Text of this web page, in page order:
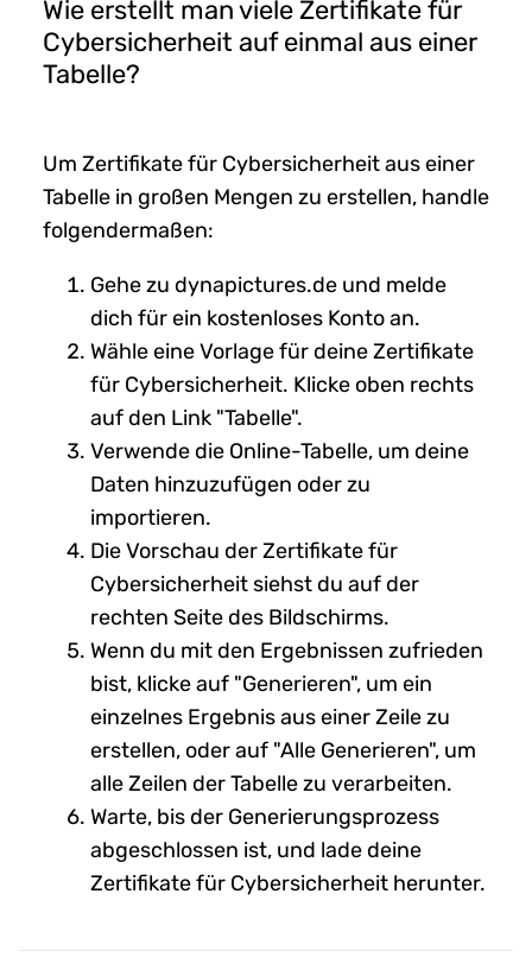
Wie erstellt man viele Zertifikate für
Cybersicherheit auf einmal aus einer
Tabelle?
Um Zertifikate für Cybersicherheit aus einer
Tabelle in großen Mengen zu erstellen, handle
folgendermaßen:
Gehe zu dynapictures.de und melde
dich für ein kostenloses Konto an.
Wähle eine Vorlage für deine Zertifikate
für Cybersicherheit. Klicke oben rechts
auf den Link "Tabelle".
Verwende die Online-Tabelle, um deine
Daten hinzuzufügen oder zu
importieren.
Die Vorschau der Zertifikate für
Cybersicherheit siehst du auf der
rechten Seite des Bildschirms.
Wenn du mit den Ergebnissen zufrieden
bist, klicke auf "Generieren", um ein
einzelnes Ergebnis aus einer Zeile zu
erstellen, oder auf "Alle Generieren", um
alle Zeilen der Tabelle zu verarbeiten.
Warte, bis der Generierungsprozess
abgeschlossen ist, und lade deine
Zertifikate für Cybersicherheit herunter.